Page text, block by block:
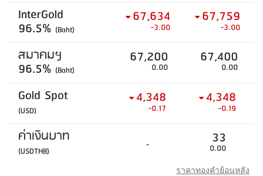
InterGold
96.5% (Baht)
67,634
-3.00
67,759
-3.00
สมาคมฯ
96.5% (Baht)
67,200
0.00
67,400
0.00
Gold Spot
(USD)
4,348
-0.17
4,348
-0.19
ค่าเงินบาท
(USDTHB) - 33
0.00
ราคาทองคำย้อนหลัง